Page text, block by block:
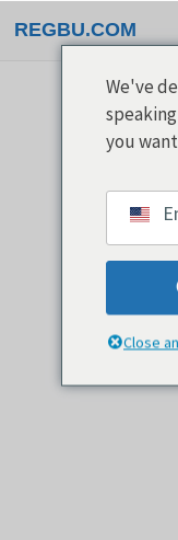
na
REGBU.COM
We've
you
Close